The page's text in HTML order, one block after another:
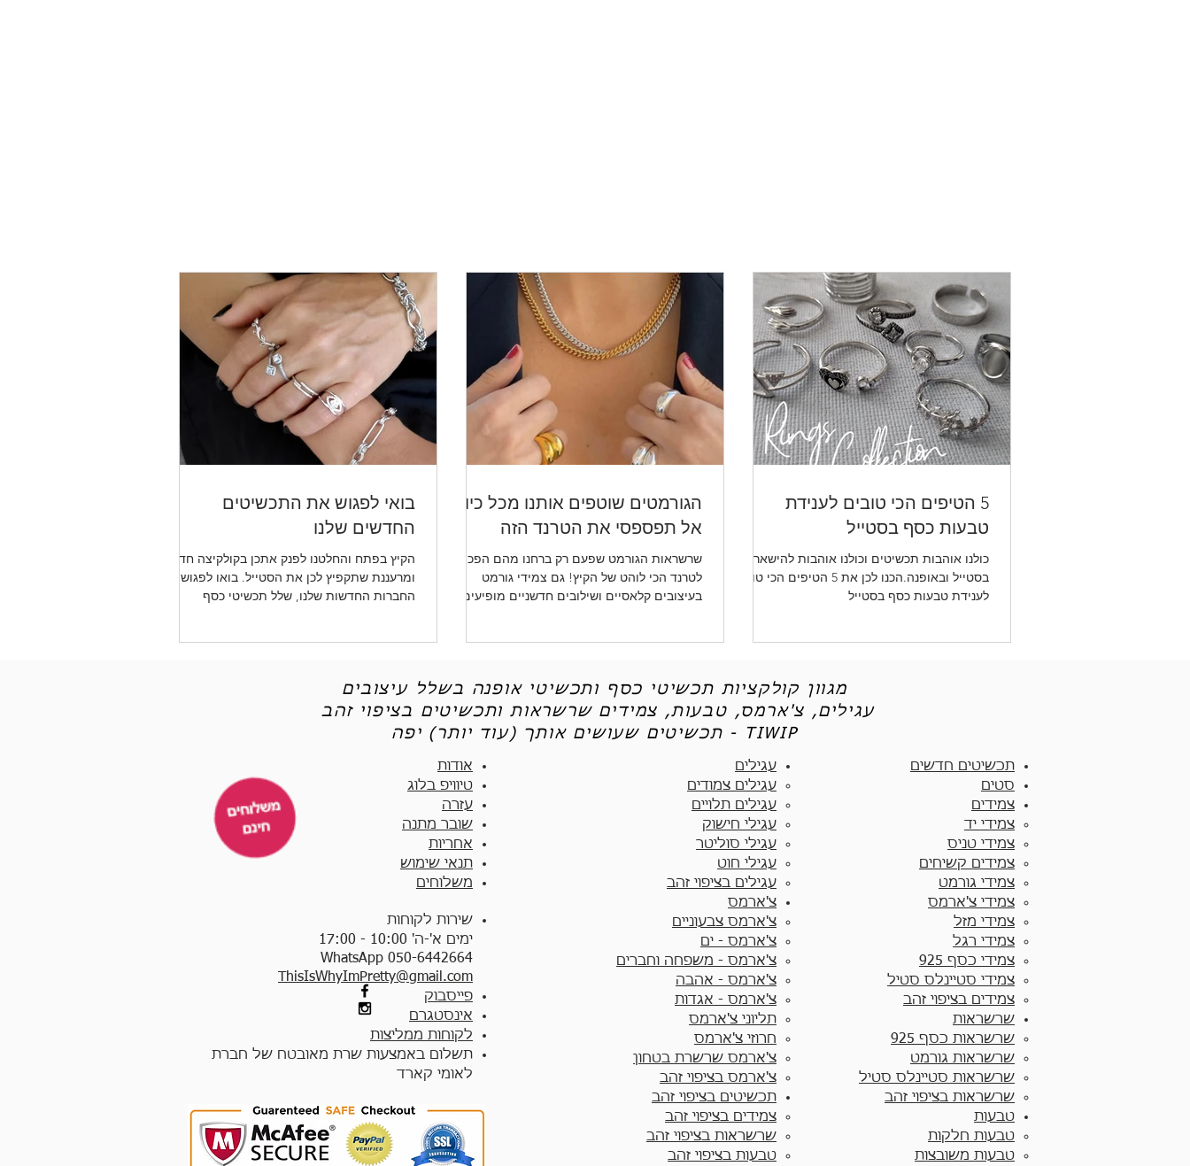
אודט
לני
5 הטיפים הכי טובים לענידת
טבעות כסף בסטייל
כולנו אוהבות תכשיטים וכולנו אוהבות להישאר
בסטייל ובאופנה.הכנו לכן את 5 הטיפים הכי טובים
לענידת טבעות כסף בסטייל
הגורמטים שוטפים אותנו מכל כיוון -
אל תפספסי את הטרנד הזה
שרשראות הגורמט שפעם רק ברחנו מהם הפכו
לטרנד הכי לוהט של הקיץ! גם צמידי גורמט
בעיצובים קלאסיים ושילובים חדשניים מופיעים
בואי לפגוש את התכשיטים
החדשים שלנו
הקיץ בפתח והחלטנו לפנק אתכן בקולקיצה חדשה
ומרעננת שתקפיץ לכן את הסטייל. בואו לפגוש את
החברות החדשות שלנו, שלל תכשיטי כסף
מגוון קולקציות תכשיטי כסף ותכשיטי אופנה בשלל עיצובים
עגילים, צ'ארמס, טבעות, צמידים שרשראות ותכשיטים בציפוי זהב
תכשיטים שעושים אותך (עוד יותר) יפה - TIWIP
אודות
טיוויפ בלוג
עזרה
שובר מתנה
אחריות
תנאי שימוש
משלוחים
שירות לקוחות
ימים א'-ה' 10:00 - 17:00
WhatsApp 050-6442664
ThisIsWhyImPretty@gmail.com
פייסבוק
אינסטגרם
לקוחות ממליצות
תשלום באמצעות שרת מאובטח של חברת
לאומי קארד
עגילים
עגילים צמודים​
עגילים תלויים
עגילי חישוק
עגילי סוליטר
עגילי חוט
עגילים בציפוי זהב
צ'ארמס
צ'ארמס צבעוניים​
צ'ארמס - ים
צ'ארמס - משפחה וחברים
צ'ארמס - אהבה
צ'ארמס - אגדות
תליוני צ'ארמס
חרוזי צ'ארמס
צ'ארמס שרשרת בטחון
צ'ארמס בציפוי זהב
תכשיטים בציפוי זהב
צמידים בציפוי זהב​
שרשראות בציפוי זהב
טבעות בציפוי זהב
תכשיטים חדשים
סטים
צמידים
צמידי יד​
צמידי טניס
צמידים קשיחים
צמידי גורמט
צמידי צ'ארמס
צמידי מזל
צמידי רגל
צמידי כסף 925
צמידי סטיינלס סטיל
צמידים בציפוי זהב
שרשראות
שרשראות כסף 925​
שרשראות גורמט
שרשראות סטיינלס סטיל
שרשראות בציפוי זהב
טבעות
טבעות חלקות​
טבעות משובצות